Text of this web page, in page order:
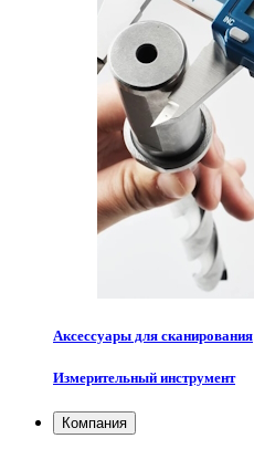
Аксессуары для сканирования
Измерительный инструмент
Компания